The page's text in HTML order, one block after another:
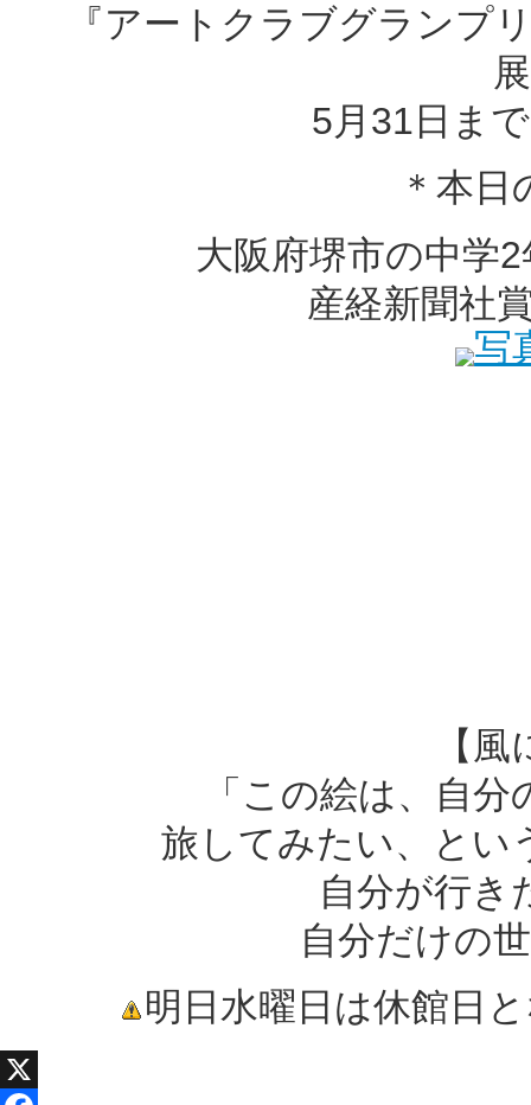
『アートクラブグランプ
5月31日ま
＊本日
大阪府堺市の中学
産経新聞社
【
「この絵は、自
旅してみたい、とい
自分が行き
自分だけの
明日水曜日は休館日